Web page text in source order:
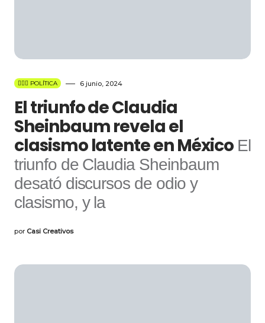
👩🏻‍⚖️ POLÍTICA 6 junio, 2024
El triunfo de Claudia
Sheinbaum revela el
clasismo latente en México El
triunfo de Claudia Sheinbaum
desató discursos de odio y
clasismo, y la
por Casi Creativos